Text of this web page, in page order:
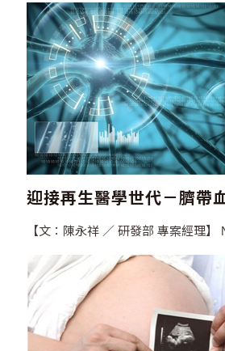
「再生醫學」透過基因、細胞等相
的，幫助受損「細胞」、「組織」或
望解決目前醫學難以克服的疾病，提
的治療選擇。再生醫療是許多重大疾
曙光，但究竟目前台灣的再生醫療
可以在台灣進行？身處科技不斷日新
個關心自身健康的智慧現代人，也應
有基本認識，讓我們從法規來一窺究竟。 2018年
灣細胞治療的元年，衛福部於…
迎接再生醫學世代－臍帶